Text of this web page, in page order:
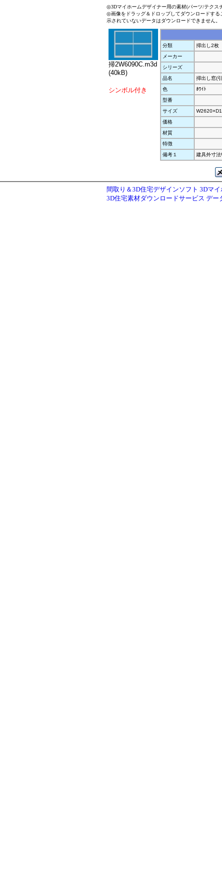
◎3Dマイホームデザイナー用の素材(パーツ/テクス
◎画像をドラッグ＆ドロップしてダウンロードす
示されていないデータはダウンロードできません。
掃2W6090C.m3d
(40kB)
シンボル付き
分類
掃出し2枚
メーカー
シリーズ
品名
掃出し窓(
色
ﾎﾜｲﾄ
型番
サイズ
価格
材質
特徴
備考１
建具外寸
間取り＆3D住宅デザインソフト 3Dマ
3D住宅素材ダウンロードサービス デー